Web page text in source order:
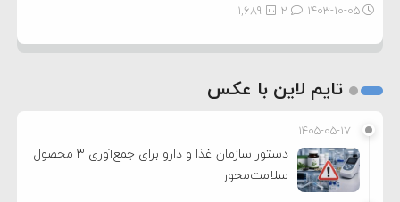
۱۴۰۳-۱۰-۰۵ 1,689
تایم لاین با عکس
۱۴۰۵-۰۵-۱۷
دستور سازمان غذا و دارو برای جمع‌آوری ۳ محصول
سلامت‌محور